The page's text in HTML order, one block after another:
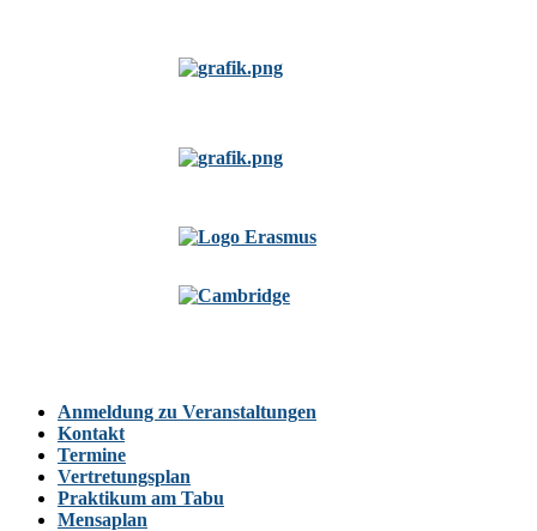
Anmeldung zu Veranstaltungen
Kontakt
Termine
Vertretungsplan
Praktikum am Tabu
Mensaplan